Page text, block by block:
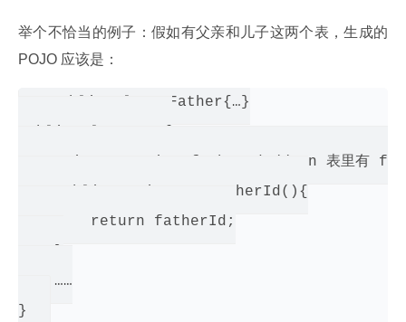
举个不恰当的例子：假如有父亲和儿子这两个表，生成的
POJO 应该是：
public class Father{…}
private String fatherId;//son 表里有
public String getFatherId(){
return fatherId;
……